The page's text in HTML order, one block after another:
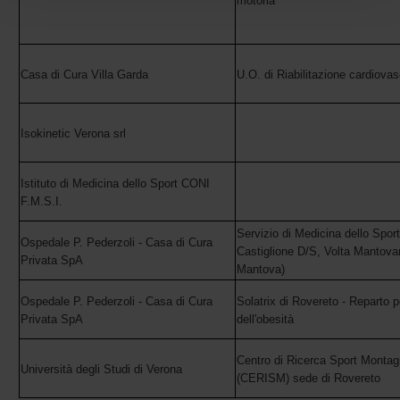
con altre informazioni che hai fornito loro o che hanno
Casa di Cura Villa Garda U.O. di Riabilitazione
Isokinetic Verona srl
Istituto di Medicina dello Sport CONI
F.M.S.I.
Ospedale P. Pederzoli - Casa di Cura
Privata SpA
Servizio di Medicina dello
Castiglione D/S, Volta
Mantova)
Ospedale P. Pederzoli - Casa di Cura
Privata SpA
Solatrix di Rovereto - Reparto
dell'obesità
Università degli Studi di Verona
Centro di Ricerca Sport
(CERISM) sede di Rovereto